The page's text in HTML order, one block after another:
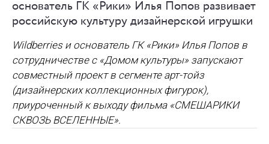
основатель ГК «Рики» Илья Попов развивает
российскую культуру дизайнерской игрушки
Wildberries и основатель ГК «Рики» Илья Попов в
сотрудничестве с «Домом культуры» запускают
совместный проект в сегменте арт-тойз
(дизайнерских коллекционных фигурок),
приуроченный к выходу фильма «СМЕШАРИКИ
СКВОЗЬ ВСЕЛЕННЫЕ».